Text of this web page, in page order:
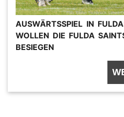
AUSWÄRTSSPIEL IN
WOLLEN DIE FULDA
BESIEGEN